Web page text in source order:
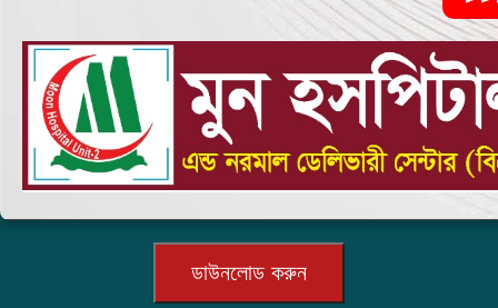
ডাউনলোড করুন